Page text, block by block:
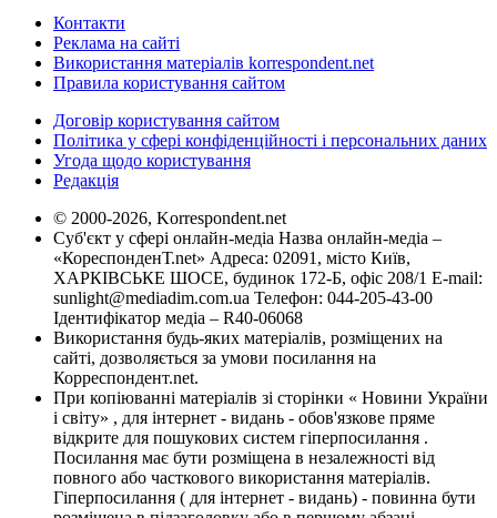
Контакти
Реклама на сайті
Використання матеріалів korrespondent.net
Правила користування сайтом
Договір користування сайтом
Політика у сфері конфіденційності і персональних даних
Угода щодо користування
Редакція
© 2000-2026, Korrespondent.net
Суб'єкт у сфері онлайн-медіа Назва онлайн-медіа –
«КореспонденТ.net» Адреса: 02091, місто Київ,
ХАРКІВСЬКЕ ШОСЕ, будинок 172-Б, офіс 208/1 E-mail:
sunlight@mediadim.com.ua Телефон: 044-205-43-00
Ідентифікатор медіа – R40-06068
Використання будь-яких матеріалів, розміщених на
сайті, дозволяється за умови посилання на
Корреспондент.net.
При копіюванні матеріалів зі сторінки « Новини України
і світу» , для інтернет - видань - обов'язкове пряме
відкрите для пошукових систем гіперпосилання .
Посилання має бути розміщена в незалежності від
повного або часткового використання матеріалів.
Гіперпосилання ( для інтернет - видань) - повинна бути